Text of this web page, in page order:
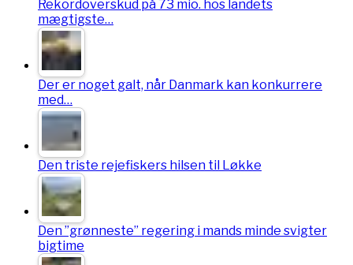
Rekordoverskud på 73 mio. hos landets
mægtigste…
Der er noget galt, når Danmark kan konkurrere
med…
Den triste rejefiskers hilsen til Løkke
Den ”grønneste” regering i mands minde svigter
bigtime